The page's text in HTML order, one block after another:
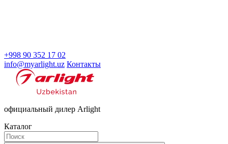
+998 90 352 17 02
info@myarlight.uz Контакты
официальный дилер Arlight
Каталог